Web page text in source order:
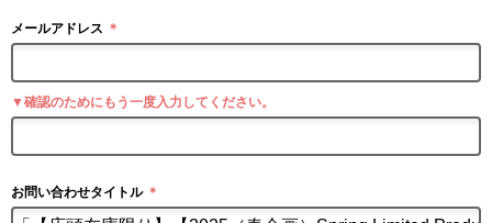
メールアドレス ＊
▼確認のためにもう一度入力してください。
お問い合わせタイトル ＊